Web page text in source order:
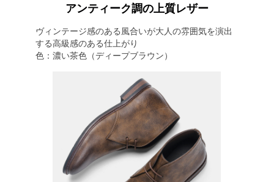
アンティーク調の上質レザー
ヴィンテージ感のある風合いが大人の雰囲気を演出
する高級感のある仕上がり
色：濃い茶色（ディープブラウン）